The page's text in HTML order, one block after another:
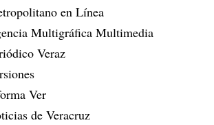
en Línea
Multigráfica Multimedia
Veraz
Ver
de Veracruz